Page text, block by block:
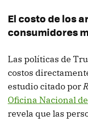
El costo de los
consumidores
Las políticas de
costos
estudio citado por
Oficina Nacional
revela que las